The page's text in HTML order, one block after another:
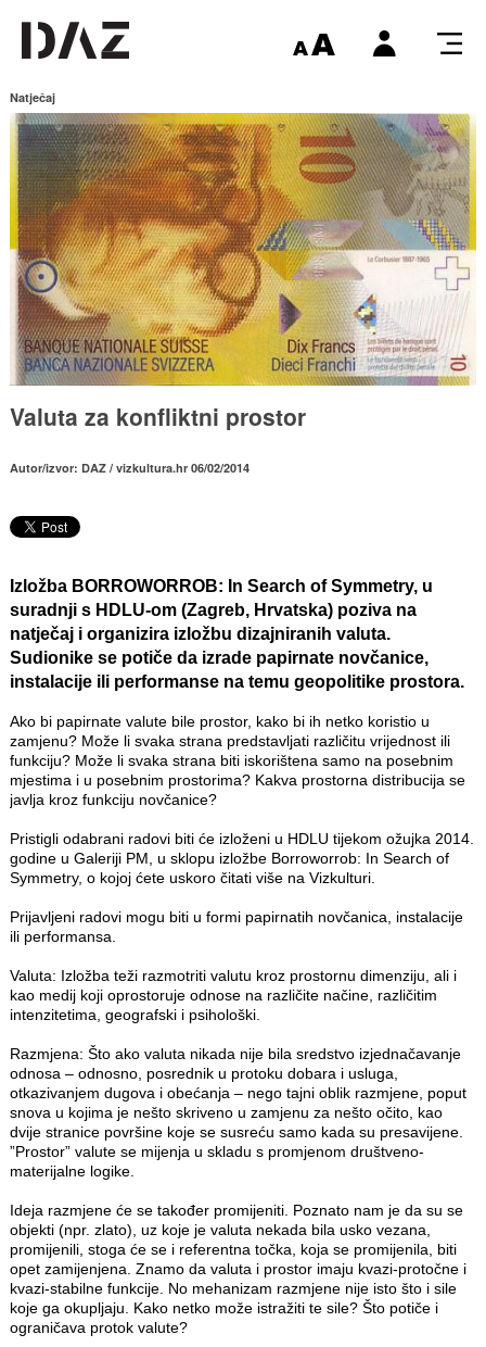
Natječaj
Valuta za konfliktni prostor
Autor/izvor: DAZ / vizkultura.hr 06/02/2014
IzložbaBORROWORROB: In Search of Symmetry, u
suradnji s HDLU-om (Zagreb, Hrvatska) poziva na
natječaj i organizira izložbu dizajniranih valuta.
Sudionike se potiče da izrade papirnate novčanice,
instalacije ili performanse na temu geopolitike prostora.
Ako bi papirnate valute bile prostor, kako bi ih netko koristio u
zamjenu? Može li svaka strana predstavljati različitu vrijednost ili
funkciju? Može li svaka strana biti iskorištena samo na posebnim
mjestima i u posebnim prostorima? Kakva prostorna distribucija se
javlja kroz funkciju novčanice?
Pristigli odabrani radovi biti će izloženi u HDLU tijekom ožujka 2014.
godine u Galeriji PM, u sklopu izložbe Borroworrob: In Search of
Symmetry, o kojoj ćete uskoro čitati više na Vizkulturi.
Prijavljeni radovi mogu biti u formi papirnatih novčanica, instalacije
ili performansa.
Valuta: Izložba teži razmotriti valutu kroz prostornu dimenziju, ali i
kao medij koji oprostoruje odnose na različite načine, različitim
intenzitetima, geografski i psihološki.
Razmjena: Što ako valuta nikada nije bila sredstvo izjednačavanje
odnosa – odnosno, posrednik u protoku dobara i usluga,
otkazivanjem dugova i obećanja – nego tajni oblik razmjene, poput
snova u kojima je nešto skriveno u zamjenu za nešto očito, kao
dvije stranice površine koje se susreću samo kada su presavijene.
”Prostor” valute se mijenja u skladu s promjenom društveno‐
materijalne logike.
Ideja razmjene će se također promijeniti. Poznato nam je da su se
objekti (npr. zlato), uz koje je valuta nekada bila usko vezana,
promijenili, stoga će se i referentna točka, koja se promijenila, biti
opet zamijenjena. Znamo da valuta i prostor imaju kvazi-protočne i
kvazi-stabilne funkcije. No mehanizam razmjene nije isto što i sile
koje ga okupljaju. Kako netko može istražiti te sile? Što potiče i
ograničava protok valute?